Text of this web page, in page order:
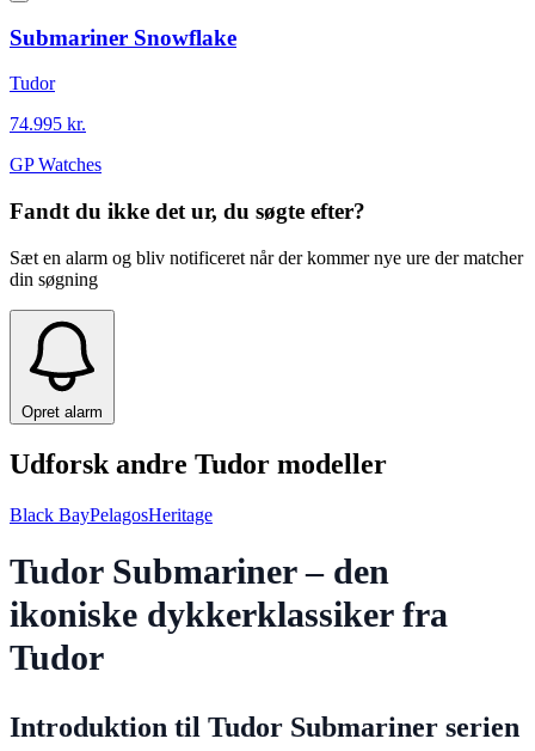
Submariner Snowflake
Tudor
74.995 kr.
GP Watches
Fandt du ikke det ur, du søgte efter?
Sæt en alarm og bliv notificeret når der kommer nye ure der matcher
din søgning
Opret alarm
Udforsk andre Tudor modeller
Black BayPelagosHeritage
Tudor Submariner – den
ikoniske dykkerklassiker fra
Tudor
Introduktion til Tudor Submariner serien